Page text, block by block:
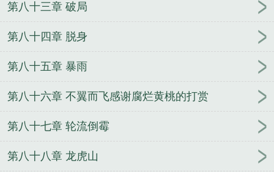
第八十三章 破局
第八十四章 脱身
第八十五章 暴雨
第八十六章 不翼而飞感谢腐烂黄桃的打赏
第八十七章 轮流倒霉
第八十八章 龙虎山